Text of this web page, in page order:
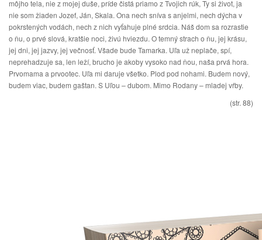
môjho tela, nie z mojej duše, príde čistá priamo z Tvojich rúk, Ty si život, ja
nie som žiaden Jozef, Ján, Skala. Ona nech sníva s anjelmi, nech dýcha v
pokrstených vodách, nech z nich vyťahuje plné srdcia. Náš dom sa rozrastie
o ňu, o prvé slová, kratšie noci, živú hviezdu. O temný strach o ňu, jej krásu,
jej dni, jej jazvy, jej večnosť. Všade bude Tamarka. Uľa už neplače, spí,
neprehadzuje sa, len leží, brucho je akoby vysoko nad ňou, naša prvá hora.
Prvomama a prvootec. Uľa mi daruje všetko. Plod pod nohami. Budem nový,
budem viac, budem gaštan. S Uľou – dubom. Mimo Rodany – mladej vŕby.
(str. 88)